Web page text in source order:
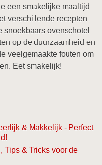
een smakelijke maaltijd
verschillende recepten
snoekbaars ovenschotel
op de duurzaamheid en
veelgemaakte fouten om
Eet smakelijk!
& Makkelijk - Perfect
Tips & Tricks voor de